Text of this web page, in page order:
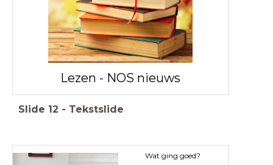
Lezen - NOS nieuws
Slide 12 - Tekstslide
Wat ging goed?